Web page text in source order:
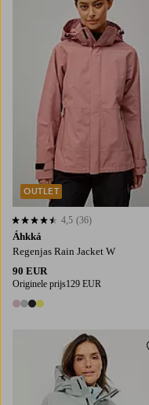
Áhkká
Regenjas Rain Jacket W
90 EUR
Originele prijs129 EUR
4 kleuren
4,5 op basis van 36
4,5 (36)
OUTLET